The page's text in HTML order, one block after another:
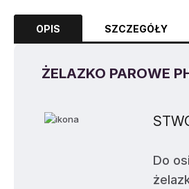
OPIS
ŻELAZKO PAROWE
Do
SZCZEGÓŁY